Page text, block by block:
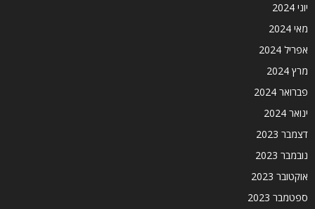
יוני 2024
מאי 2024
אפריל 2024
מרץ 2024
פברואר 2024
ינואר 2024
דצמבר 2023
נובמבר 2023
אוקטובר 2023
ספטמבר 2023